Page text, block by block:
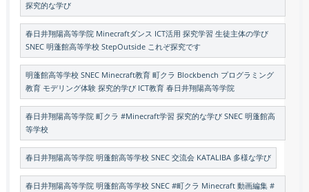
探究的な学び
春日井翔陽高等学院 Minecraftダンス ICT活用 探究学習 生徒主体の学び
SNEC 明蓬館高等学校 StepOutside これぞ探究です
明蓬館高等学校 SNEC Minecraft教育 町クラ Blockbench プログラミング
教育 モデリング体験 探究的学び ICT教育 春日井翔陽高等学院
春日井翔陽高等学院 町クラ #Minecraft学習 探究的な学び SNEC 明蓬館高
等学校
春日井翔陽高等学院 明蓬館高等学校 SNEC 交流会 KATALIBA 多様な学び
春日井翔陽高等学院 明蓬館高等学校 SNEC #町クラ Minecraft 動画編集 #